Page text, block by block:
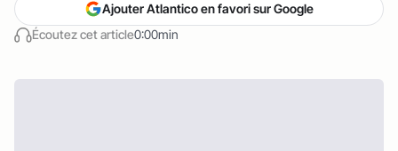
Écoutez cet article0:00min
Ajouter Atlantico en favori sur Google